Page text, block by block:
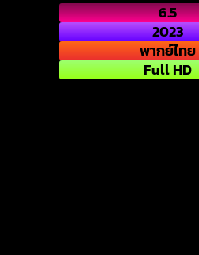
6.5
2023
พากย์ไทย
Full HD